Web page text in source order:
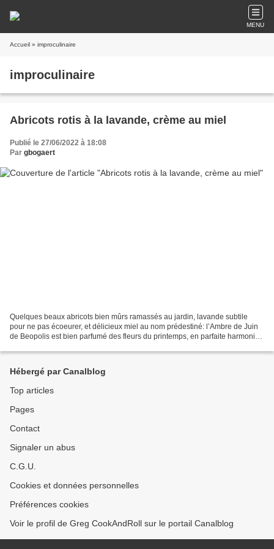
MENU
Accueil » improculinaire
improculinaire
Abricots rotis à la lavande, crème au miel
Publié le 27/06/2022 à 18:08
Par gbogaert
Quelques beaux abricots bien mûrs ramassés au jardin, lavande subtile
pour ne pas écoeurer, et délicieux miel au nom prédestiné: l’Ambre de Juin
de Beopolis est bien parfumé des fleurs du printemps, en parfaite harmonie
Hébergé par Canalblog
Top articles
Pages
Contact
Signaler un abus
C.G.U.
Cookies et données personnelles
Préférences cookies
Voir le profil de Greg CookAndRoll sur le portail Canalblog